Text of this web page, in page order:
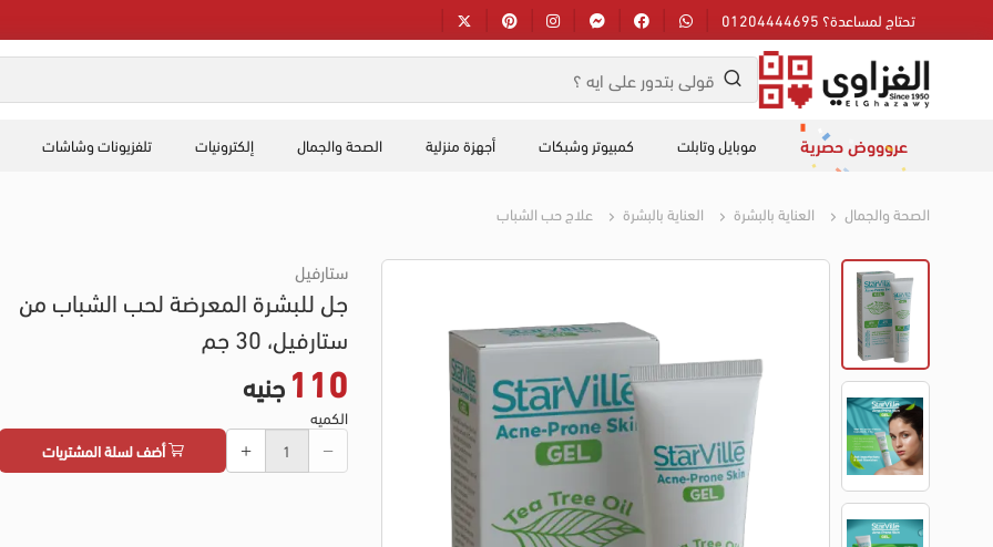
تحتاج لمساعدة؟ 01204444695
عروووض حصرية موبايل وتابلت كمبيوتر وشبكات أجهزة منزلية الصحة والجمال إلكترونيات تلفزيونات وشاشات
الصحة والجمال العناية بالبشرة العناية بالبشرة علاج حب الشباب
ستارفيل
جل للبشرة المعرضة لحب الشباب من
ستارفيل، 30 جم
110 جنيه
الكميه
أضف لسلة المشتريات